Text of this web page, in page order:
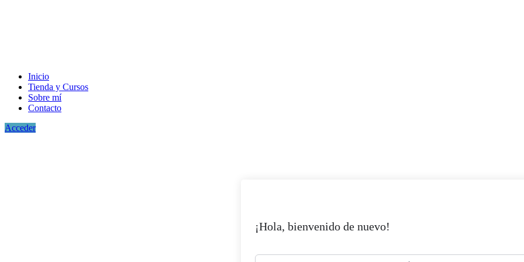
Inicio
Tienda y Cursos
Sobre mí
Contacto
Acceder
¡Hola, bienvenido de nuevo!